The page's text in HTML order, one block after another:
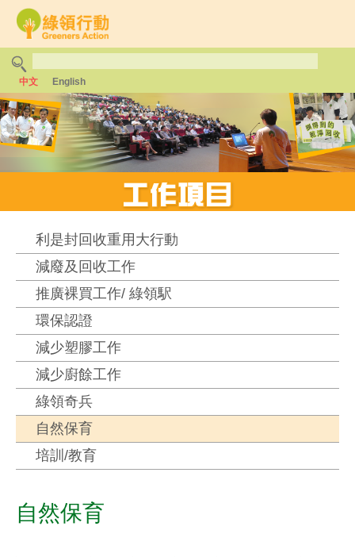
中文 English
利是封回收重用大行動
減廢及回收工作
推廣裸買工作/ 綠領駅
環保認證
減少塑膠工作
減少廚餘工作
綠領奇兵
自然保育
培訓/教育
自然保育